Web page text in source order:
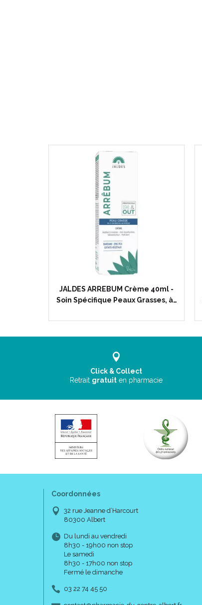
JALDES ARREBUM Crème 40ml -
Soin Spécifique Peaux Grasses, à…
Click & Collect
Retrait gratuit en pharmacie
Coordonnées
32 rue Jeanne d’Harcourt
80300 Albert
Du lundi au vendredi
8h30 - 19h00 non stop
Le samedi
8h30 - 17h00 non stop
Fermé le dimanche
03 22 74 45 50